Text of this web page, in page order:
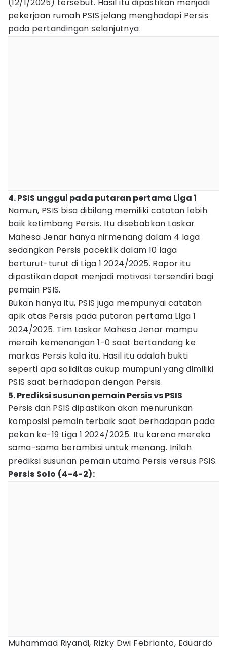
pekerjaan rumah PSIS jelang menghadapi Persis
pada pertandingan selanjutnya.
4. PSIS unggul pada putaran pertama Liga 1
Namun, PSIS bisa dibilang memiliki catatan lebih
baik ketimbang Persis. Itu disebabkan Laskar
Mahesa Jenar hanya nirmenang dalam 4 laga
sedangkan Persis paceklik dalam 10 laga
berturut-turut di Liga 1 2024/2025. Rapor itu
dipastikan dapat menjadi motivasi tersendiri bagi
pemain PSIS.
Bukan hanya itu, PSIS juga mempunyai catatan
apik atas Persis pada putaran pertama Liga 1
2024/2025. Tim Laskar Mahesa Jenar mampu
meraih kemenangan 1-0 saat bertandang ke
markas Persis kala itu. Hasil itu adalah bukti
seperti apa soliditas cukup mumpuni yang dimiliki
PSIS saat berhadapan dengan Persis.
5. Prediksi susunan pemain Persis vs PSIS
Persis dan PSIS dipastikan akan menurunkan
komposisi pemain terbaik saat berhadapan pada
pekan ke-19 Liga 1 2024/2025. Itu karena mereka
sama-sama berambisi untuk menang. Inilah
prediksi susunan pemain utama Persis versus PSIS.
Persis Solo (4-4-2):
Muhammad Riyandi, Rizky Dwi Febrianto, Eduardo